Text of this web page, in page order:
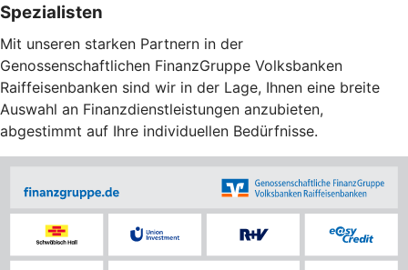
Spezialisten
Mit unseren starken Partnern in der
Genossenschaftlichen FinanzGruppe Volksbanken
Raiffeisenbanken sind wir in der Lage, Ihnen eine breite
Auswahl an Finanzdienstleistungen anzubieten,
abgestimmt auf Ihre individuellen Bedürfnisse.